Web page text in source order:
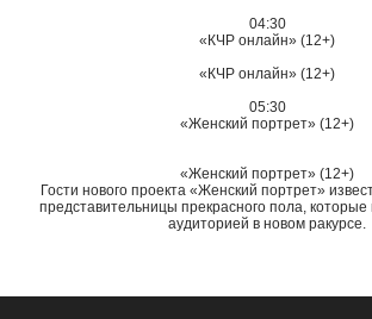
04:30
«КЧР онлайн» (12+)
«КЧР онлайн» (12+)
05:30
«Женский портрет» (12+)
«Женский портрет» (12+)
Гости нового проекта «Женский портрет»
представительницы прекрасного пола,
аудиторией в новом ракурсе.